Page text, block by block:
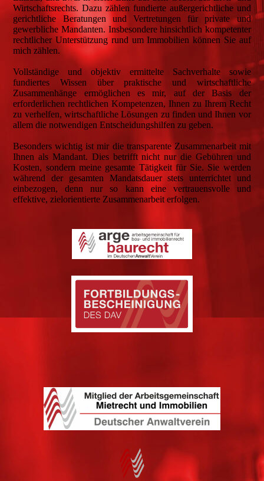
Wirtschaftsrechts. Dazu zählen fundierte außergerichtliche und
gerichtliche Beratungen und Vertretungen für private und
gewerbliche Mandanten. Insbesondere hinsichtlich kompetenter
rechtlicher Unterstützung rund um Immobilien können Sie auf
mich zählen.
Vollständige und objektiv ermittelte Sachverhalte sowie
fundiertes Wissen über praktische und wirtschaftliche
Zusammenhänge ermöglichen es mir, auf der Basis der
erforderlichen rechtlichen Kompetenzen, Ihnen zu Ihrem Recht
zu verhelfen, wirtschaftliche Lösungen zu finden und Ihnen vor
allem die notwendigen Entscheidungshilfen zu geben.
Besonders wichtig ist mir die transparente Zusammenarbeit mit
Ihnen als Mandant. Dies betrifft nicht nur die Gebühren und
Kosten, sondern meine gesamte Tätigkeit für Sie. Sie werden
während der gesamten Mandatsdauer stets unterrichtet und
einbezogen, denn nur so kann eine vertrauensvolle und
effektive, zielorientierte Zusammenarbeit erfolgen.